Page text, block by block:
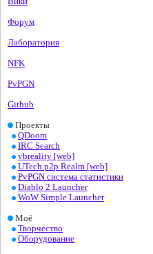
Форум
Лаборатория
NFK
PvPGN
Github
Проекты
QDoom
IRC Search
vbreality [web]
UTech p2p Realm [web]
PvPGN система статистики
Diablo 2 Launcher
WoW Simple Launcher
Моё
Творчество
Оборудование